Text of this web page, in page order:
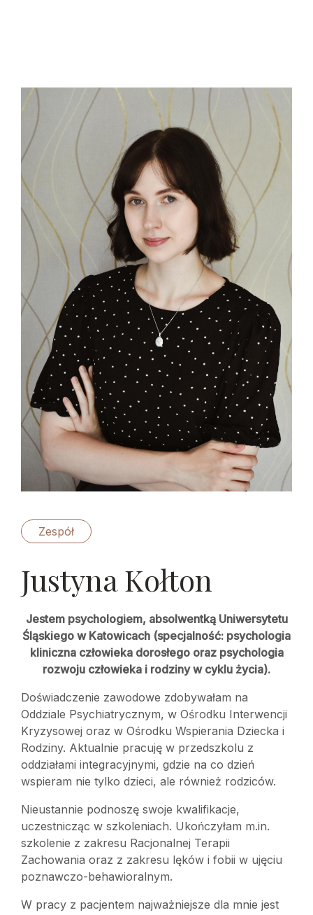
Zespół
Justyna Kołton
Jestem psychologiem, absolwentką Uniwersytetu
Śląskiego w Katowicach (specjalność: psychologia
kliniczna człowieka dorosłego oraz psychologia
rozwoju człowieka i rodziny w cyklu życia).
Doświadczenie zawodowe zdobywałam na
Oddziale Psychiatrycznym, w Ośrodku Interwencji
Kryzysowej oraz w Ośrodku Wspierania Dziecka i
Rodziny. Aktualnie pracuję w przedszkolu z
oddziałami integracyjnymi, gdzie na co dzień
wspieram nie tylko dzieci, ale również rodziców.
Nieustannie podnoszę swoje kwalifikacje,
uczestnicząc w szkoleniach. Ukończyłam m.in.
szkolenie z zakresu Racjonalnej Terapii
Zachowania oraz z zakresu lęków i fobii w ujęciu
poznawczo-behawioralnym.
W pracy z pacjentem najważniejsze dla mnie jest